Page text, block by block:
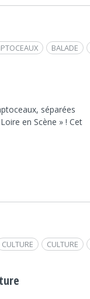
BALADE
VISITE
VOYAGE
séparées
en Scène » ! Cet
CULTURE
CULTURE